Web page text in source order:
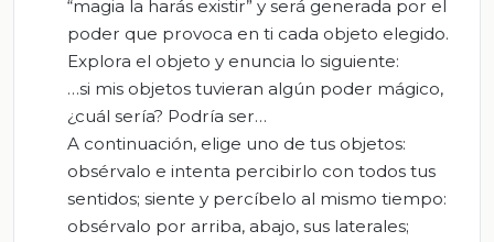
“magia la harás existir” y será generada por el
poder que provoca en ti cada objeto elegido.
Explora el objeto y enuncia lo siguiente:
…si mis objetos tuvieran algún poder mágico,
¿cuál sería? Podría ser…
A continuación, elige uno de tus objetos:
obsérvalo e intenta percibirlo con todos tus
sentidos; siente y percíbelo al mismo tiempo:
obsérvalo por arriba, abajo, sus laterales;